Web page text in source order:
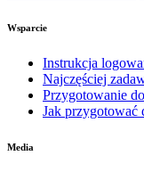
Wsparcie
Instrukcja
Najczęściej
Przygotowanie
Jak przygotować
Media